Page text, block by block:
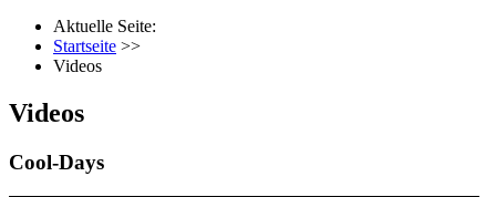
Aktuelle Seite:
Startseite >>
Videos
Videos
Cool-Days